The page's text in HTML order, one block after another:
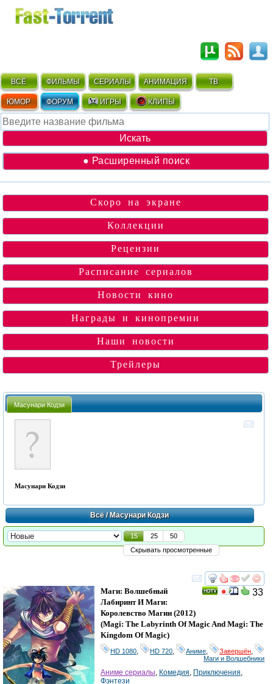
ВСЁ ФИЛЬМЫ СЕРИАЛЫ АНИМАЦИЯ ТВ
ЮМОР ФОРУМ ИГРЫ КЛИПЫ
● Расширенный поиск
Скоро на экране
Коллекции
Рецензии
Расписание сериалов
Новости кино
Награды и кинопремии
Наши новости
Трейлеры
Масунари Кодзи
Масунари Кодзи
Всё/ Масунари Кодзи
15 25
50
Скрывать просмотренные
смотреть
33
Маги: Волшебный
Лабиринт И Маги:
Королевство Магии (2012)
(Magi: The Labyrinth Of Magic And Magi: The
Kingdom Of Magic)
HD 1080 HD 720 Аниме Завершён
Маги и Волшебники
Аниме сериалы Комедия Приключения
Фэнтези